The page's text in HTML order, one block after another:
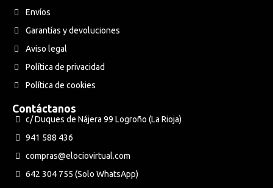
Envíos
Garantías y devoluciones
Aviso legal
Política de privacidad
Política de cookies
Contáctanos
c/ Duques de Nájera 99 Logroño (La Rioja)
941 588 436
compras@elociovirtual.com
642 304 755 (Solo WhatsApp)